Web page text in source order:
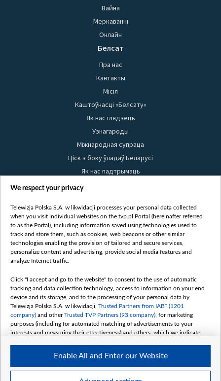
Вайна
Меркаванні
Онлайн
Белсат
Пра нас
Кантакты
Місія
Каштоўнасці «Белсату»
Як нас глядзець
Узнагароды
Міжнародная супраца
Ціск з боку ўладаў Беларусі
Як нас падтрымаць
Правілы выкарыстання матэрыялаў
Бяспека
Youtube
Белсат news
Белсат Shorts
Жэстачайшы мульт
Belsat English
Biełsat PL
Белсат Now
Белсат History
Белсат Music
Белсат Doc
My consents
We respect your privacy
Telewizja Polska S.A. w likwidacji processes your personal data collected
when you visit individual websites on the tvp.pl Portal (hereinafter referred
to as the Portal), including information saved using technologies used to
track and store them, such as cookies, web beacons or other similar
technologies enabling the provision of tailored and secure services,
personalize content and advertising, provide social media features and
analyze Internet traffic.
Click "I accept and go to the website" to consent to the use of automatic
tracking and data collection technology, access to information on your end
device and its storage, and to the processing of your personal data by
Telewizja Polska S.A. w likwidacji, Trusted Partners from IAB* (1201
company) and otherTrusted TVP Partners (93 company) , for marketing
purposes (including for automated matching of advertisements to your
interests and measuring their effectiveness) and others, which we indicate
The purposes of processing your data by TVP S.A. w likwidacji are as
follows:
Enable All and Enter our Website